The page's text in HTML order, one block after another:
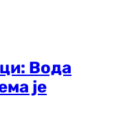
Вода
је